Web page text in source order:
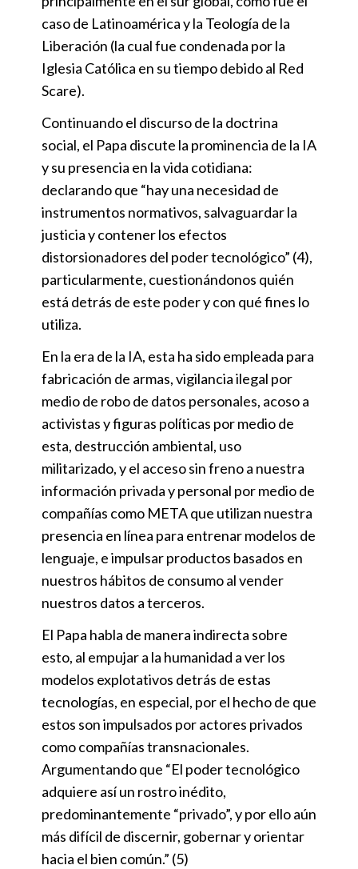
caso de Latinoamérica y la Teología de la
Liberación (la cual fue condenada por la
Iglesia Católica en su tiempo debido al Red
Scare).
Continuando el discurso de la doctrina
social, el Papa discute la prominencia de la IA
y su presencia en la vida cotidiana:
declarando que “hay una necesidad de
instrumentos normativos, salvaguardar la
justicia y contener los efectos
distorsionadores del poder tecnológico” (4),
particularmente, cuestionándonos quién
está detrás de este poder y con qué fines lo
utiliza.
En la era de la IA, esta ha sido empleada para
fabricación de armas, vigilancia ilegal por
medio de robo de datos personales, acoso a
activistas y figuras políticas por medio de
esta, destrucción ambiental, uso
militarizado, y el acceso sin freno a nuestra
información privada y personal por medio de
compañías como META que utilizan nuestra
presencia en línea para entrenar modelos de
lenguaje, e impulsar productos basados en
nuestros hábitos de consumo al vender
nuestros datos a terceros.
El Papa habla de manera indirecta sobre
esto, al empujar a la humanidad a ver los
modelos explotativos detrás de estas
tecnologías, en especial, por el hecho de que
estos son impulsados por actores privados
como compañías transnacionales.
Argumentando que “El poder tecnológico
adquiere así un rostro inédito,
predominantemente “privado”, y por ello aún
más difícil de discernir, gobernar y orientar
hacia el bien común.” (5)